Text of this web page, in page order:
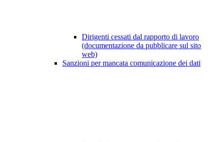
Dirigenti cessati dal rapporto di lavoro
(documentazione da pubblicare sul sito
web)
Sanzioni per mancata comunicazione dei dati